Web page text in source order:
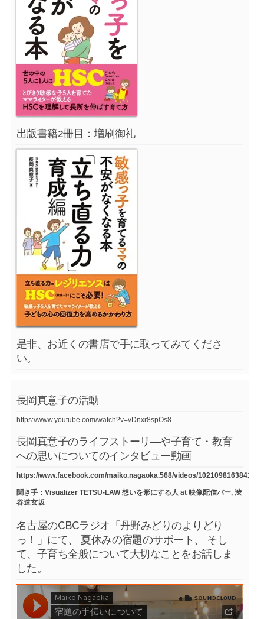
出版書籍2冊目：増刷御礼
是非、お近くの書店で手に取ってみてくださ
い。
長岡真意子の活動
https://www.youtube.com/watch?v=vDnxr8spOs8
長岡真意子のライフストーリ―や子育て・教育
への思いについてのインタビュー動画
https://www.facebook.com/maiko.nagaoka.568/videos/
聞き手：Visualizer TETSU-LAW 想いを形にする人 at 映像配信バー, 渋
谷道玄坂
名古屋のCBCラジオ「丹野みどりのよりどり
っ！」にて、 夏休みの宿題のサポート、 そし
て、子育ち全般について大切なことをお話しま
した。